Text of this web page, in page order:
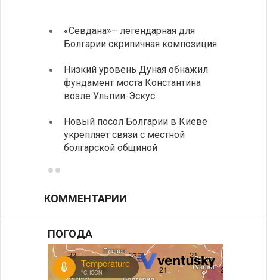
«Севдана»– легендарная для
Болгарии скрипичная композиция
Низкий уровень Дуная обнажил
фундамент моста Константина
возле Ульпии-Эскус
Новый посол Болгарии в Киеве
укрепляет связи с местной
болгарской общиной
КОММЕНТАРИИ
ПОГОДА